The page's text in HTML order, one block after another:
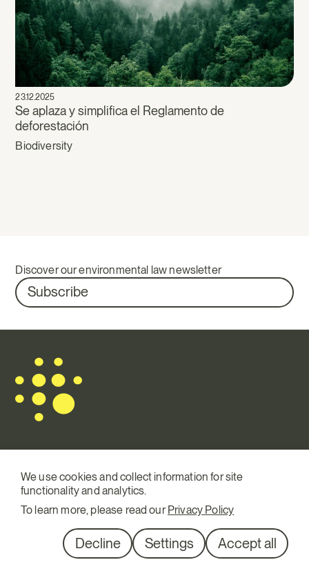
23.12.2025
Se aplaza y simplifica el Reglamento de
deforestación
Biodiversity
Discover our environmental law newsletter
Subscribe
Mail.
info@terraqui.com
Tel.
+34 934 146 307
Diagonal 527, 1º 1ª
08029 Barcelona
SM Linkedin
We use cookies and collect information for site
functionality and analytics.
To learn more, please read ourPrivacy Policy
Decline Settings Accept all